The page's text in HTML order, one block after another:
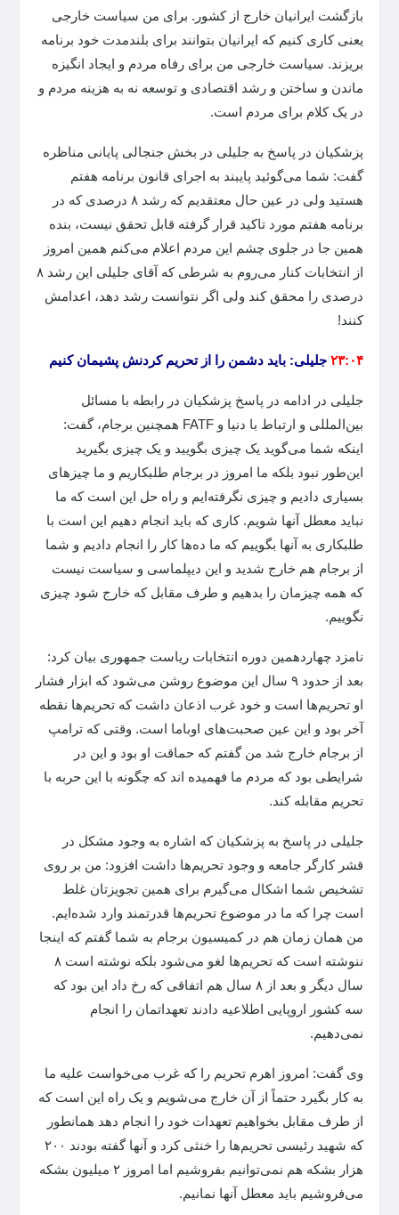
بازگشت ایرانیان خارج از کشور. برای من سیاست خارجی
یعنی کاری کنیم که ایرانیان بتوانند برای بلندمدت خود برنامه
بریزند. سیاست خارجی من برای رفاه مردم و ایجاد انگیزه
ماندن و ساختن و رشد اقتصادی و توسعه نه به هزینه مردم و
در یک کلام برای مردم است.
پزشکیان در پاسخ به جلیلی در بخش جنجالی پایانی مناظره
گفت: شما می‌گوئید پایبند به اجرای قانون برنامه هفتم
هستید ولی در عین حال معتقدیم که رشد ۸ درصدی که در
برنامه هفتم مورد تاکید قرار گرفته قابل تحقق نیست، بنده
همین جا در جلوی چشم این مردم اعلام می‌کنم همین امروز
از انتخابات کنار می‌روم به شرطی که آقای جلیلی این رشد ۸
درصدی را محقق کند ولی اگر نتوانست رشد دهد، اعدامش
کنند!
۲۳:۰۴ جلیلی: باید دشمن را از تحریم کردنش پشیمان کنیم
جلیلی در ادامه در پاسخ پزشکیان در رابطه با مسائل
بین‌المللی و ارتباط با دنیا و FATF همچنین برجام، گفت:
اینکه شما می‌گوید یک چیزی بگویید و یک چیزی بگیرید
این‌طور نبود بلکه ما امروز در برجام طلبکاریم و ما چیزهای
بسیاری دادیم و چیزی نگرفته‌ایم و راه حل این است که ما
نباید معطل آنها شویم. کاری که باید انجام دهیم این است با
طلبکاری به آنها بگوییم که ما ده‌ها کار را انجام دادیم و شما
از برجام هم خارج شدید و این دیپلماسی و سیاست نیست
که همه چیزمان را بدهیم و طرف مقابل که خارج شود چیزی
نگوییم.
نامزد چهاردهمین دوره انتخابات ریاست جمهوری بیان کرد:
بعد از حدود ۹ سال این موضوع روشن می‌شود که ابزار فشار
او تحریم‌ها است و خود غرب اذعان داشت که تحریم‌ها نقطه
آخر بود و این عین صحبت‌های اوباما است. وقتی که ترامپ
از برجام خارج شد من گفتم که حماقت او بود و این در
شرایطی بود که مردم ما فهمیده اند که چگونه با این حربه با
تحریم مقابله کند.
جلیلی در پاسخ به پزشکیان که اشاره به وجود مشکل در
قشر کارگر جامعه و وجود تحریم‌ها داشت افزود: من بر روی
تشخیص شما اشکال می‌گیرم برای همین تجویزتان غلط
است چرا که ما در موضوع تحریم‌ها قدرتمند وارد شده‌ایم.
من همان زمان هم در کمیسیون برجام به شما گفتم که اینجا
ننوشته است که تحریم‌ها لغو می‌شود بلکه نوشته است ۸
سال دیگر و بعد از ۸ سال هم اتفاقی که رخ داد این بود که
سه کشور اروپایی اطلاعیه دادند تعهداتمان را انجام
نمی‌دهیم.
وی گفت: امروز اهرم تحریم را که غرب می‌خواست علیه ما
به کار بگیرد حتماً از آن خارج می‌شویم و یک راه این است که
از طرف مقابل بخواهیم تعهدات خود را انجام دهد همانطور
که شهید رئیسی تحریم‌ها را خنثی کرد و آنها گفته بودند ۲۰۰
هزار بشکه هم نمی‌توانیم بفروشیم اما امروز ۲ میلیون بشکه
می‌فروشیم باید معطل آنها نمانیم.